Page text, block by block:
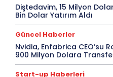
Diştedavim, 15 Milyon
Bin Dolar Yatırım Aldı
Güncel Haberler
Nvidia, Enfabrica CEO’su
900 Milyon Dolara
Start-up Haberleri